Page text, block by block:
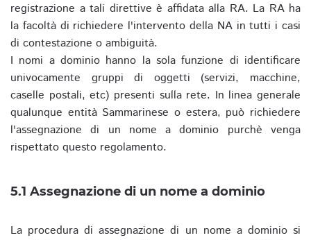
registrazione a tali direttive è affidata alla RA. La RA ha
la facoltà di richiedere l'intervento della NA in tutti i casi
di contestazione o ambiguità.
I nomi a dominio hanno la sola funzione di identificare
univocamente gruppi di oggetti (servizi, macchine,
caselle postali, etc) presenti sulla rete. In linea generale
qualunque entità Sammarinese o estera, può richiedere
l'assegnazione di un nome a dominio purchè venga
rispettato questo regolamento.
5.1 Assegnazione di un nome a dominio
La procedura di assegnazione di un nome a dominio si